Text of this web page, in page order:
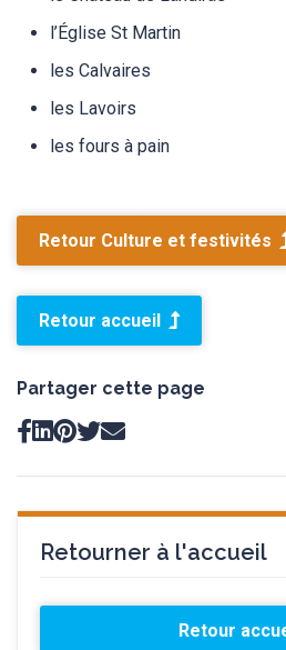
l’Église St Martin
les Calvaires
les Lavoirs
les fours à pain
Retour Culture et festivités
Retour accueil
Partager cette page
Retourner à l'accueil
Retour